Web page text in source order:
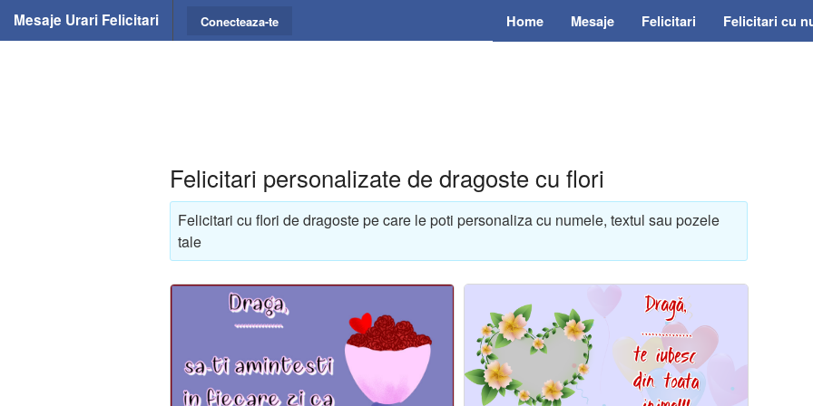
Mesaje Urari Felicitari Home Mesaje Felicitari Felicitari cu
Conecteaza-te
Felicitari personalizate de dragoste cu flori
Felicitari cu flori de dragoste pe care le poti personaliza cu numele, textul sau pozele
tale